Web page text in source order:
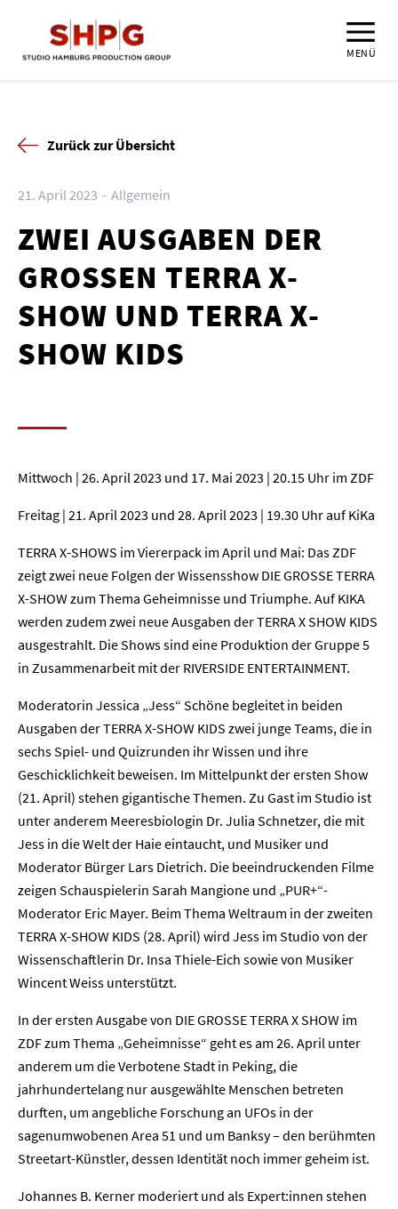
MENÜ
Zurück zur Übersicht
21. April 2023 Allgemein
ZWEI AUSGABEN DER
GROSSEN TERRA X-
SHOW UND TERRA X-
SHOW KIDS
Mittwoch | 26. April 2023 und 17. Mai 2023 | 20.15 Uhr im ZDF
Freitag | 21. April 2023 und 28. April 2023 | 19.30 Uhr auf KiKa
TERRA X-SHOWS im Viererpack im April und Mai: Das ZDF
zeigt zwei neue Folgen der Wissensshow DIE GROSSE TERRA
X-SHOW zum Thema Geheimnisse und Triumphe. Auf KIKA
werden zudem zwei neue Ausgaben der TERRA X SHOW KIDS
ausgestrahlt. Die Shows sind eine Produktion der Gruppe 5
in Zusammenarbeit mit der RIVERSIDE ENTERTAINMENT.
Moderatorin Jessica „Jess“ Schöne begleitet in beiden
Ausgaben der TERRA X-SHOW KIDS zwei junge Teams, die in
sechs Spiel- und Quizrunden ihr Wissen und ihre
Geschicklichkeit beweisen. Im Mittelpunkt der ersten Show
(21. April) stehen gigantische Themen. Zu Gast im Studio ist
unter anderem Meeresbiologin Dr. Julia Schnetzer, die mit
Jess in die Welt der Haie eintaucht, und Musiker und
Moderator Bürger Lars Dietrich. Die beeindruckenden Filme
zeigen Schauspielerin Sarah Mangione und „PUR+“-
Moderator Eric Mayer. Beim Thema Weltraum in der zweiten
TERRA X-SHOW KIDS (28. April) wird Jess im Studio von der
Wissenschaftlerin Dr. Insa Thiele-Eich sowie von Musiker
Wincent Weiss unterstützt.
In der ersten Ausgabe von DIE GROSSE TERRA X SHOW im
ZDF zum Thema „Geheimnisse“ geht es am 26. April unter
anderem um die Verbotene Stadt in Peking, die
jahrhundertelang nur ausgewählte Menschen betreten
durften, um angebliche Forschung an UFOs in der
sagenumwobenen Area 51 und um Banksy – den berühmten
Streetart-Künstler, dessen Identität noch immer geheim ist.
Johannes B. Kerner moderiert und als Expert:innen stehen